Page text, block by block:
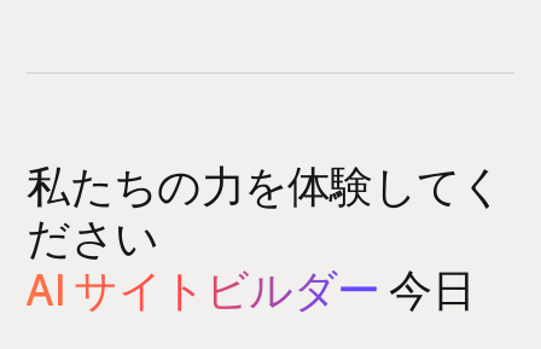
私たちの力を体験してく
ださい
AI サイトビルダー 今日